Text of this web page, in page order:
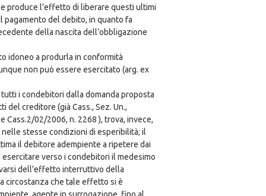
produce l’effetto di liberare questi ultimi
pagamento del debito, in quanto fa
della nascita dell’obbligazione
idoneo a produrla in conformità
non può essere esercitato (arg. ex
i condebitori dalla domanda proposta
creditore (già Cass., Sez. Un.,
Cass.2/02/2006, n. 2268 ), trova, invece,
stesse condizioni di esperibilità; il
il debitore adempiente a ripetere dai
verso i condebitori il medesimo
dell’effetto interruttivo della
circostanza che tale effetto si è